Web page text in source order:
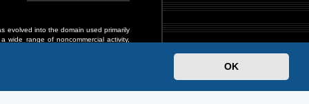
OK
evolved into the domain used primarily
wide range of noncommercial activity,